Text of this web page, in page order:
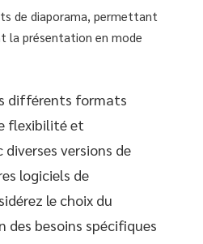
de diaporama, permettant
la présentation en mode
différents formats
flexibilité et
versions de
logiciels de
le choix du
besoins spécifiques